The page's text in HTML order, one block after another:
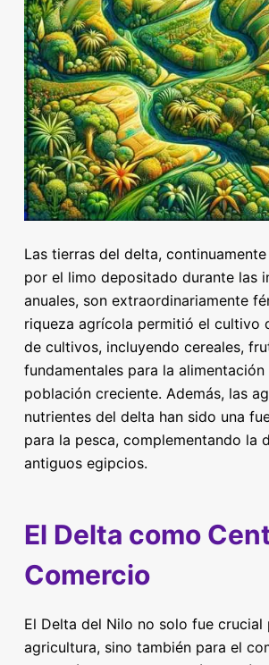
Las tierras del delta,
por el limo depositado durante las
anuales, son extraordinariamente
riqueza agrícola permitió el cultivo
de cultivos, incluyendo cereales,
fundamentales para la alimentación
población creciente. Además, las
nutrientes del delta han sido una
para la pesca, complementando la
antiguos egipcios.
El Delta como
Comercio
El Delta del Nilo no solo fue crucial
agricultura, sino también para el